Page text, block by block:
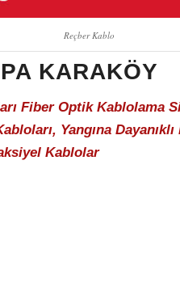
Reçber Kablo
KARAKÖY
Fiber Optik Kablolama
Yangına
Kablolar